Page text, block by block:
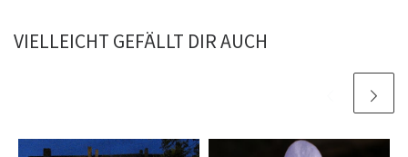
VIELLEICHT GEFÄLLT DIR AUCH